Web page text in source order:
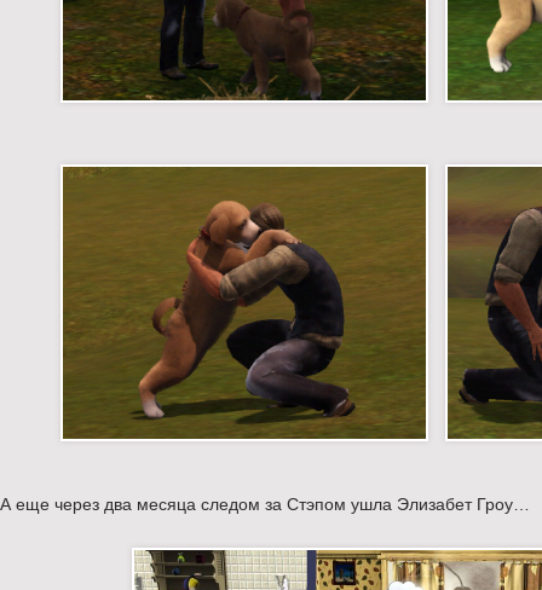
А еще через два месяца следом за Стэпом ушла Элизабет Гроу…